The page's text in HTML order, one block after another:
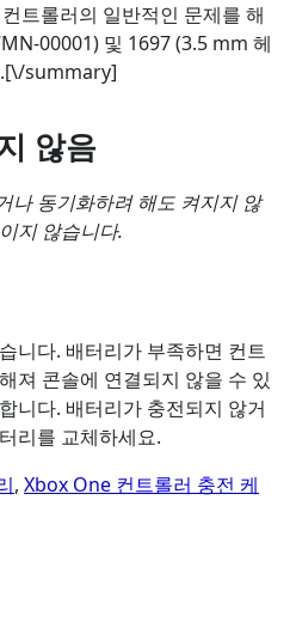
트롤러의 일반적인 문제를 해
00001) 및 1697 (3.5 mm 헤
.[\/summary]
않음
나 동기화하려 해도 켜지지 않
지 않습니다.
니다. 배터리가 부족하면 컨트
져 콘솔에 연결되지 않을 수 있
니다. 배터리가 충전되지 않거
리를 교체하세요.
, Xbox One 컨트롤러 충전 케